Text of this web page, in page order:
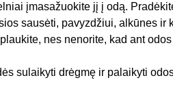
įmasažuokite jį į odą.
sausėti, pavyzdžiui, alkūnes ir
nes nenorite, kad ant
sulaikyti drėgmę ir palaikyti